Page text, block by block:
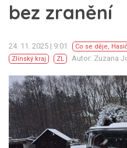
bez zranění
24. 11. 2025 | 9:01 Co se děje,
Zlínský kraj
ZL Autor: Zuzana